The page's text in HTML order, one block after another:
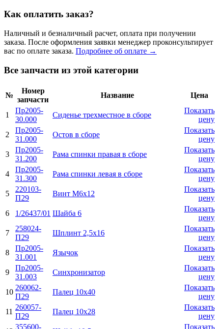
Как оплатить заказ?
Наличный и безналичный расчет, оплата при получении
заказа. После оформления заявки менеджер проконсультирует
вас по оплате заказа. Подробнее об оплате →
Все запчасти из этой категории
№
Номер
запчасти
Название Цена
1
Пр2005-
30.000
Сиденье трехместное в сборе
Показать
цену
2
Пр2005-
31.000
Остов в сборе
Показать
цену
3
Пр2005-
31.200
Рама спинки правая в сборе
Показать
цену
4
Пр2005-
31.300
Рама спинки левая в сборе
Показать
цену
5
220103-
П29
Винт М6х12
Показать
цену
6
1/26437/01 Шайба 6
Показать
цену
7
258024-
П29
Шплинт 2,5х16
Показать
цену
8
Пр2005-
31.001
Язычок
Показать
цену
9
Пр2005-
31.003
Синхронизатор
Показать
цену
10
260062-
П29
Палец 10х40
Показать
цену
11
260057-
П29
Палец 10х28
Показать
цену
355600- Показать